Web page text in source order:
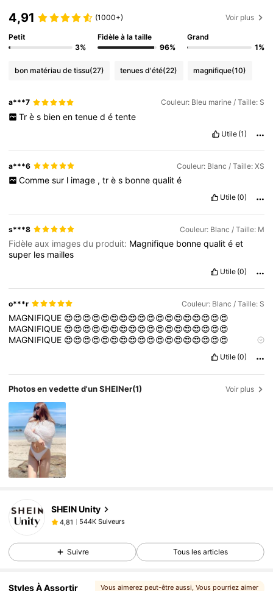
4,91 (1000+) Voir plus
Petit
3%
Fidèle à la taille
96%
Grand
1%
bon matériau de tissu(27) tenues d'été(22) magnifique(10)
a***7 Couleur: Bleu marine / Taille: S
Tr è s bien en tenue d é tente
Utile (1)
a***6 Couleur: Blanc / Taille: XS
Comme sur l image , tr è s bonne qualit é
Utile (0)
s***8 Couleur: Blanc / Taille: M
Fidèle aux images du produit: Magnifique bonnequalitéet
super les mailles
Utile (0)
o***r Couleur: Blanc / Taille: S
MAGNIFIQUE 😍😍😍😍😍😍😍😍😍😍😍😍😍😍😍😍😍😍
MAGNIFIQUE 😍😍😍😍😍😍😍😍😍😍😍😍😍😍😍😍😍😍
MAGNIFIQUE 😍😍😍😍😍😍😍😍😍😍😍😍😍😍😍😍😍😍
Utile (0)
Photos en vedette d'un SHEINer(1) Voir plus
SHEIN Unity
4,81
544K Suiveurs
j***t est en train de naviguer
4,81 544K Suiveurs
Suivre Tous les articles
Styles À Assortir Vous aimerez peut-être aussi, Vous pourriez aimer